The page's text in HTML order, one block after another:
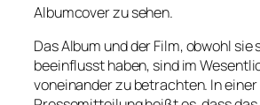
Albumcover zu sehen.
Das Album und der Film, obwohl
beeinflusst haben, sind im
voneinander zu betrachten. In einer